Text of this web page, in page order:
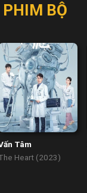
PHIM BỘ
Tâm
Heart (2023)